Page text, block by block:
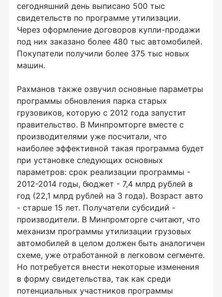
сегодняшний день выписано 500 тыс
свидетельств по программе утилизации.
Через оформление договоров купли-продажи
под них заказано более 480 тыс автомобилей.
Покупатели получили более 375 тыс новых
машин.
Рахманов также озвучил основные параметры
программы обновления парка старых
грузовиков, которую с 2012 года запустит
правительство. В Минпромторге вместе с
производителями уже посчитали, что
наиболее эффективной такая программа будет
при установке следующих основных
параметров: срок реализации программы -
2012-2014 годы, бюджет - 7,4 млрд рублей в
год (22,1 млрд рублей на 3 года). Возраст авто
- старше 15 лет. Получатели субсидий -
производители. В Минпромторге считают, что
механизм программы утилизации грузовых
автомобилей в целом должен быть аналогичен
схеме, уже отработанной в легковом сегменте.
Но потребуется внести некоторые изменения
в форму свидетельства, так как среди
потенциальных участников программы